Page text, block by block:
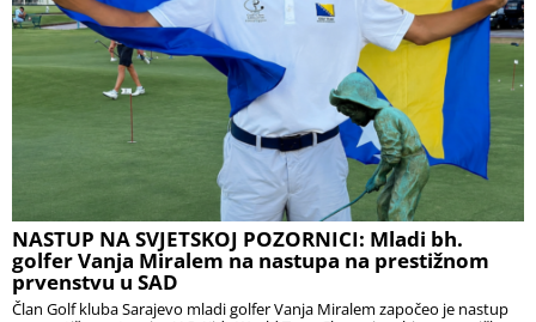
NASTUP NA SVJETSKOJ POZORNICI: Mladi bh.
golfer Vanja Miralem na nastupa na prestižnom
prvenstvu u SAD
Član Golf kluba Sarajevo mladi golfer Vanja Miralem započeo je nastup